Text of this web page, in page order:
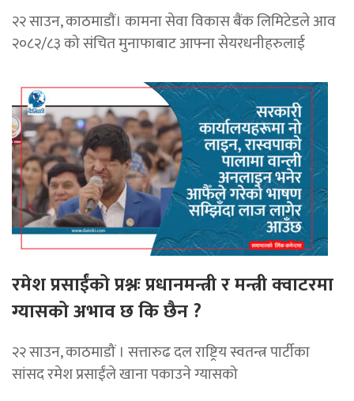
२२ साउन, काठमाडाैं। कामना सेवा विकास बैंक लिमिटेडले आव
२०८२/८३ को संचित मुनाफाबाट आफ्ना सेयरधनीहरुलाई
रमेश प्रसाईंको प्रश्नः प्रधानमन्त्री र मन्त्री क्वाटरमा
ग्यासको अभाव छ कि छैन ?
२२ साउन, काठमाडौं । सत्तारुढ दल राष्ट्रिय स्वतन्त्र पार्टीका
सांसद रमेश प्रसाईंले खाना पकाउने ग्यासको